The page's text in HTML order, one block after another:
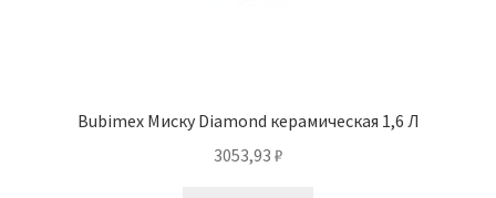
Bubimex Миску Diamond керамическая 1,6 Л
3053,93 ₽